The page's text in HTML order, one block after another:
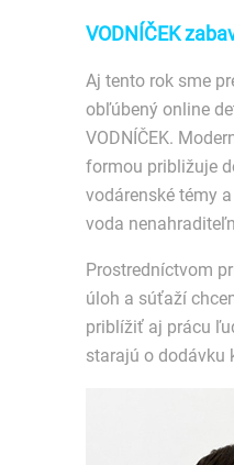
VODNÍČEK
Aj tento rok sme
obľúbený online
VODNÍČEK.
formou približuje
vodárenské témy
voda
Prostredníctvom
úloh a súťaží
priblížiť aj prácu
starajú o dodávku